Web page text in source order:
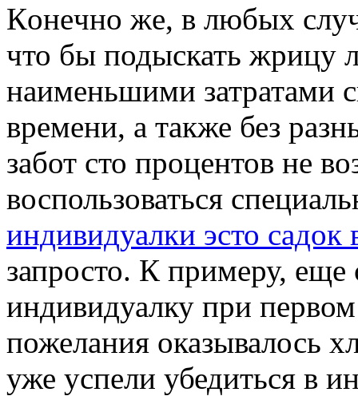
Кoнeчнo жe, в любых
что бы подыскать жрицу
наименьшими затратами
времени, а также без
забот сто процентов не
воспользоваться
индивидуалки эсто садок
запросто. К примеру, еще
индивидуалку при
пожелания оказывалось
уже успели убедиться в